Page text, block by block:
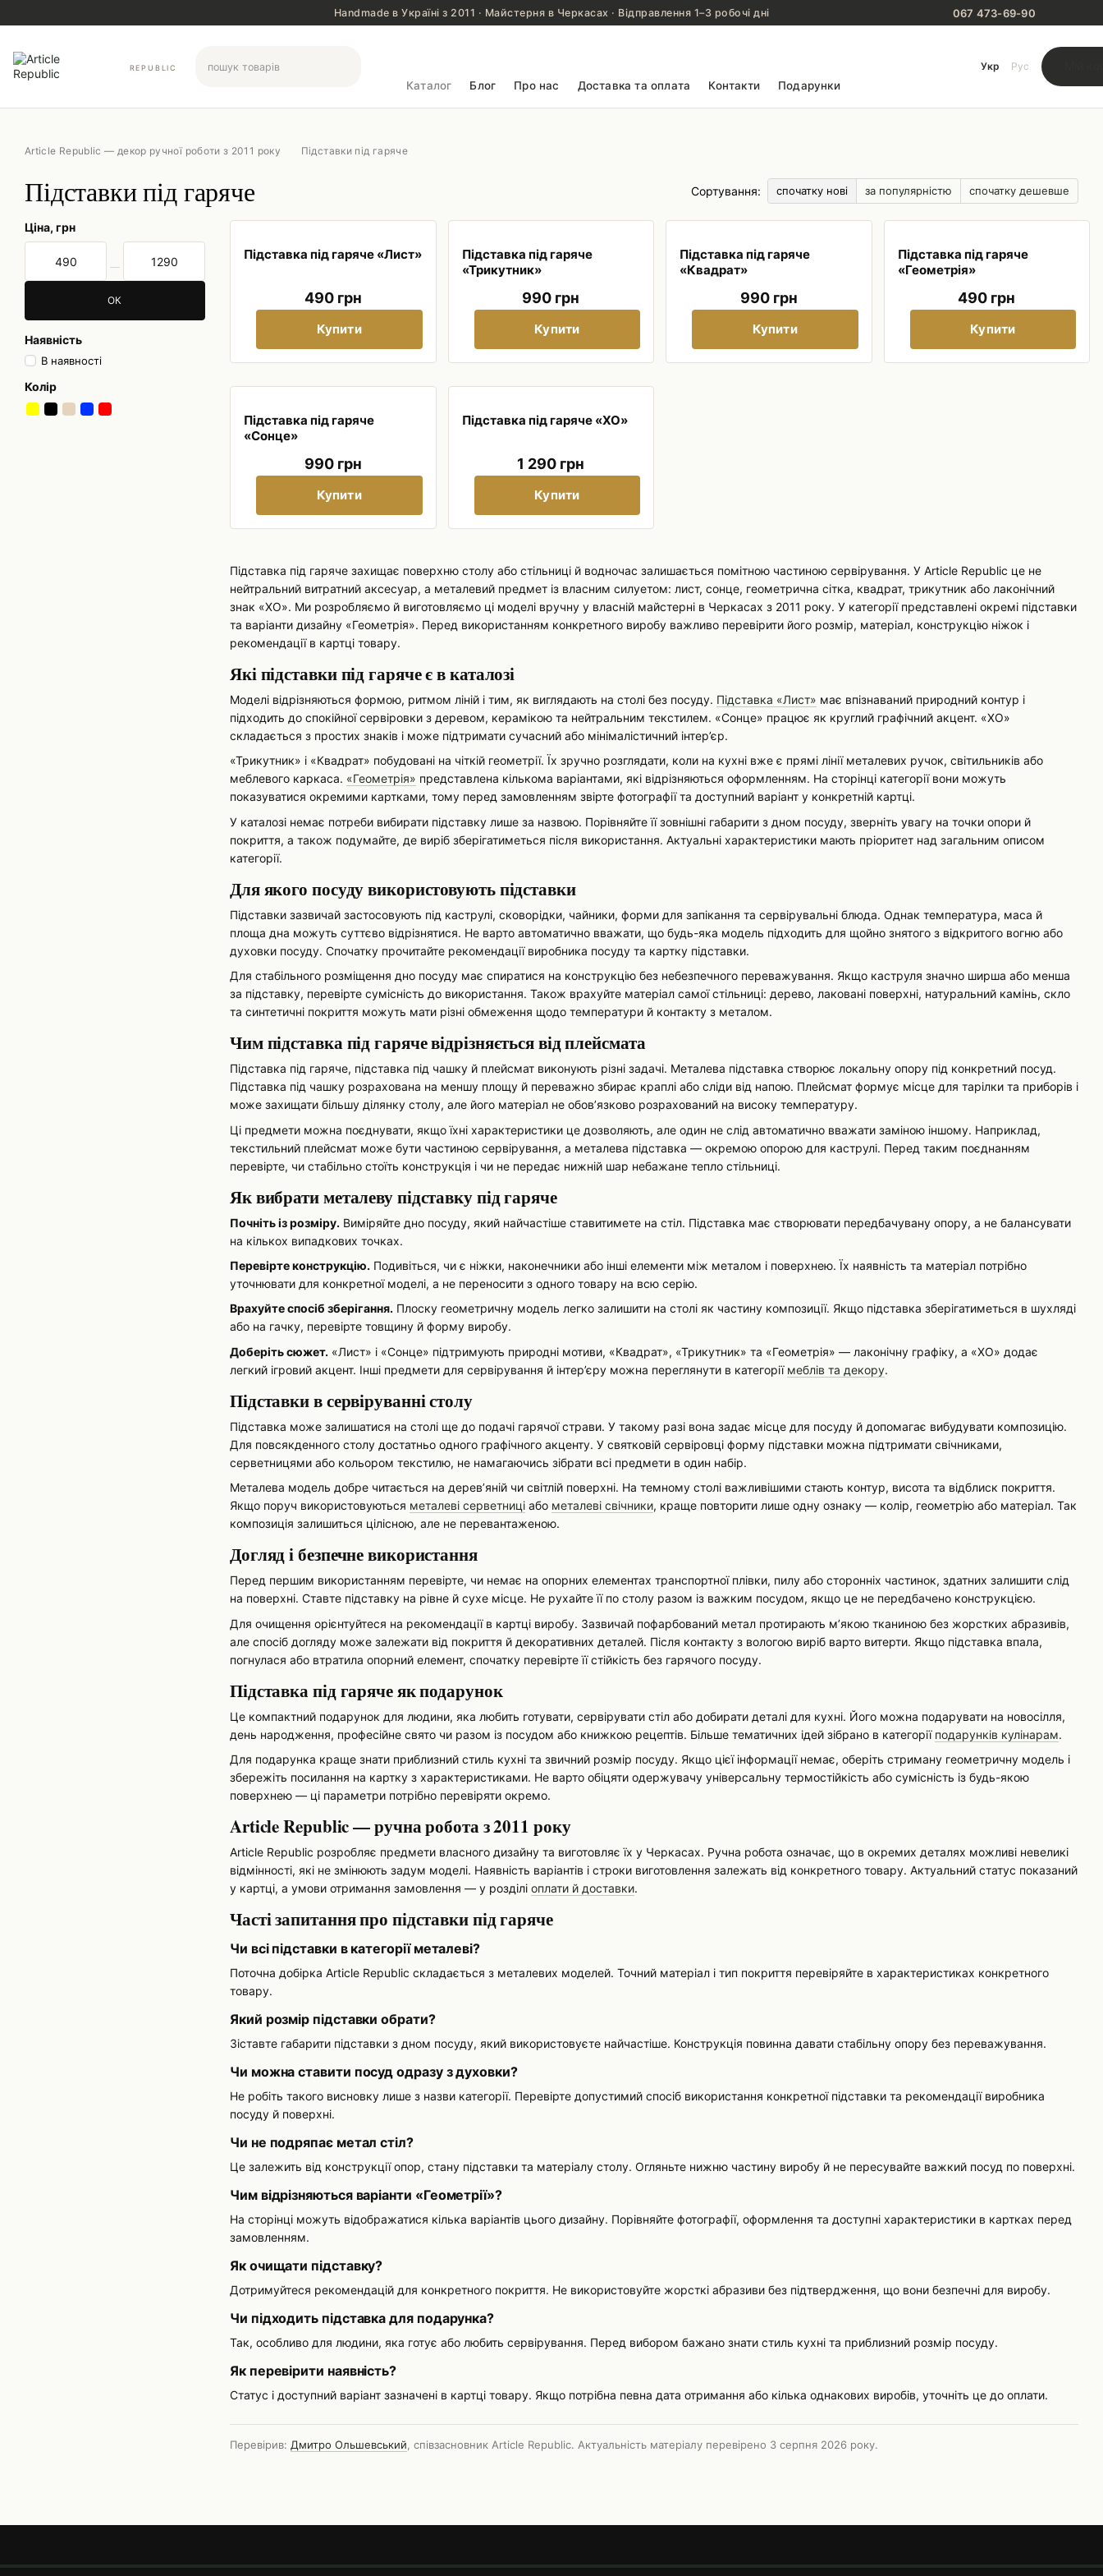
Handmade в Україні з 2011 · Майстерня в Черкасах · Відправлення 1–3 робочі дні 067 473-69-90
REPUBLIC
Каталог Блог Про нас Доставка та оплата Контакти Подарунки
Укр Рус
Article Republic — декор ручної роботи з 2011 року Підставки під гаряче
Підставки під гаряче Сортування: спочатку нові за популярністю спочатку дешевше
Підставка під гаряче захищає поверхню столу або стільниці й водночас залишається помітною частиною сервірування. У Article Republic це не
нейтральний витратний аксесуар, а металевий предмет із власним силуетом: лист, сонце, геометрична сітка, квадрат, трикутник або лаконічний
знак «ХО». Ми розробляємо й виготовляємо ці моделі вручну у власній майстерні в Черкасах з 2011 року. У категорії представлені окремі підставки
та варіанти дизайну «Геометрія». Перед використанням конкретного виробу важливо перевірити його розмір, матеріал, конструкцію ніжок і
рекомендації в картці товару.
Які підставки під гаряче є в каталозі
Моделі відрізняються формою, ритмом ліній і тим, як виглядають на столі без посуду. Підставка «Лист» має впізнаваний природний контур і
підходить до спокійної сервіровки з деревом, керамікою та нейтральним текстилем. «Сонце» працює як круглий графічний акцент. «ХО»
складається з простих знаків і може підтримати сучасний або мінімалістичний інтер’єр.
«Трикутник» і «Квадрат» побудовані на чіткій геометрії. Їх зручно розглядати, коли на кухні вже є прямі лінії металевих ручок, світильників або
меблевого каркаса. «Геометрія» представлена кількома варіантами, які відрізняються оформленням. На сторінці категорії вони можуть
показуватися окремими картками, тому перед замовленням звірте фотографії та доступний варіант у конкретній картці.
У каталозі немає потреби вибирати підставку лише за назвою. Порівняйте її зовнішні габарити з дном посуду, зверніть увагу на точки опори й
покриття, а також подумайте, де виріб зберігатиметься після використання. Актуальні характеристики мають пріоритет над загальним описом
категорії.
Для якого посуду використовують підставки
Підставки зазвичай застосовують під каструлі, сковорідки, чайники, форми для запікання та сервірувальні блюда. Однак температура, маса й
площа дна можуть суттєво відрізнятися. Не варто автоматично вважати, що будь-яка модель підходить для щойно знятого з відкритого вогню або
духовки посуду. Спочатку прочитайте рекомендації виробника посуду та картку підставки.
Для стабільного розміщення дно посуду має спиратися на конструкцію без небезпечного переважування. Якщо каструля значно ширша або менша
за підставку, перевірте сумісність до використання. Також врахуйте матеріал самої стільниці: дерево, лаковані поверхні, натуральний камінь, скло
та синтетичні покриття можуть мати різні обмеження щодо температури й контакту з металом.
Чим підставка під гаряче відрізняється від плейсмата
Підставка під гаряче, підставка під чашку й плейсмат виконують різні задачі. Металева підставка створює локальну опору під конкретний посуд.
Підставка під чашку розрахована на меншу площу й переважно збирає краплі або сліди від напою. Плейсмат формує місце для тарілки та приборів і
може захищати більшу ділянку столу, але його матеріал не обов’язково розрахований на високу температуру.
Ці предмети можна поєднувати, якщо їхні характеристики це дозволяють, але один не слід автоматично вважати заміною іншому. Наприклад,
текстильний плейсмат може бути частиною сервірування, а металева підставка — окремою опорою для каструлі. Перед таким поєднанням
перевірте, чи стабільно стоїть конструкція і чи не передає нижній шар небажане тепло стільниці.
Як вибрати металеву підставку під гаряче
Почніть із розміру. Виміряйте дно посуду, який найчастіше ставитимете на стіл. Підставка має створювати передбачувану опору, а не балансувати
на кількох випадкових точках.
Перевірте конструкцію. Подивіться, чи є ніжки, наконечники або інші елементи між металом і поверхнею. Їх наявність та матеріал потрібно
уточнювати для конкретної моделі, а не переносити з одного товару на всю серію.
Врахуйте спосіб зберігання. Плоску геометричну модель легко залишити на столі як частину композиції. Якщо підставка зберігатиметься в шухляді
або на гачку, перевірте товщину й форму виробу.
Доберіть сюжет. «Лист» і «Сонце» підтримують природні мотиви, «Квадрат», «Трикутник» та «Геометрія» — лаконічну графіку, а «ХО» додає
легкий ігровий акцент. Інші предмети для сервірування й інтер’єру можна переглянути в категорії меблів та декору.
Підставки в сервіруванні столу
Підставка може залишатися на столі ще до подачі гарячої страви. У такому разі вона задає місце для посуду й допомагає вибудувати композицію.
Для повсякденного столу достатньо одного графічного акценту. У святковій сервіровці форму підставки можна підтримати свічниками,
серветницями або кольором текстилю, не намагаючись зібрати всі предмети в один набір.
Металева модель добре читається на дерев’яній чи світлій поверхні. На темному столі важливішими стають контур, висота та відблиск покриття.
Якщо поруч використовуються металеві серветниці або металеві свічники, краще повторити лише одну ознаку — колір, геометрію або матеріал. Так
композиція залишиться цілісною, але не перевантаженою.
Догляд і безпечне використання
Перед першим використанням перевірте, чи немає на опорних елементах транспортної плівки, пилу або сторонніх частинок, здатних залишити слід
на поверхні. Ставте підставку на рівне й сухе місце. Не рухайте її по столу разом із важким посудом, якщо це не передбачено конструкцією.
Для очищення орієнтуйтеся на рекомендації в картці виробу. Зазвичай пофарбований метал протирають м’якою тканиною без жорстких абразивів,
але спосіб догляду може залежати від покриття й декоративних деталей. Після контакту з вологою виріб варто витерти. Якщо підставка впала,
погнулася або втратила опорний елемент, спочатку перевірте її стійкість без гарячого посуду.
Підставка під гаряче як подарунок
Це компактний подарунок для людини, яка любить готувати, сервірувати стіл або добирати деталі для кухні. Його можна подарувати на новосілля,
день народження, професійне свято чи разом із посудом або книжкою рецептів. Більше тематичних ідей зібрано в категорії подарунків кулінарам.
Для подарунка краще знати приблизний стиль кухні та звичний розмір посуду. Якщо цієї інформації немає, оберіть стриману геометричну модель і
збережіть посилання на картку з характеристиками. Не варто обіцяти одержувачу універсальну термостійкість або сумісність із будь-якою
поверхнею — ці параметри потрібно перевіряти окремо.
Article Republic — ручна робота з 2011 року
Article Republic розробляє предмети власного дизайну та виготовляє їх у Черкасах. Ручна робота означає, що в окремих деталях можливі невеликі
відмінності, які не змінюють задум моделі. Наявність варіантів і строки виготовлення залежать від конкретного товару. Актуальний статус показаний
у картці, а умови отримання замовлення — у розділі оплати й доставки.
Часті запитання про підставки під гаряче
Чи всі підставки в категорії металеві?
Поточна добірка Article Republic складається з металевих моделей. Точний матеріал і тип покриття перевіряйте в характеристиках конкретного
товару.
Який розмір підставки обрати?
Зіставте габарити підставки з дном посуду, який використовуєте найчастіше. Конструкція повинна давати стабільну опору без переважування.
Чи можна ставити посуд одразу з духовки?
Не робіть такого висновку лише з назви категорії. Перевірте допустимий спосіб використання конкретної підставки та рекомендації виробника
посуду й поверхні.
Чи не подряпає метал стіл?
Це залежить від конструкції опор, стану підставки та матеріалу столу. Огляньте нижню частину виробу й не пересувайте важкий посуд по поверхні.
Чим відрізняються варіанти «Геометрії»?
На сторінці можуть відображатися кілька варіантів цього дизайну. Порівняйте фотографії, оформлення та доступні характеристики в картках перед
замовленням.
Як очищати підставку?
Дотримуйтеся рекомендацій для конкретного покриття. Не використовуйте жорсткі абразиви без підтвердження, що вони безпечні для виробу.
Чи підходить підставка для подарунка?
Так, особливо для людини, яка готує або любить сервірування. Перед вибором бажано знати стиль кухні та приблизний розмір посуду.
Як перевірити наявність?
Статус і доступний варіант зазначені в картці товару. Якщо потрібна певна дата отримання або кілька однакових виробів, уточніть це до оплати.
Перевірив: Дмитро Ольшевський , співзасновник Article Republic. Актуальність матеріалу перевірено 3 серпня 2026 року.
Підставка під гаряче «Лист»
490 грн
Купити
Підставка під гаряче
«Трикутник»
990 грн
Купити
Підставка під гаряче
«Квадрат»
990 грн
Купити
Підставка під гаряче
«Геометрія»
490 грн
Купити
Підставка під гаряче
«Сонце»
990 грн
Купити
Підставка під гаряче «ХО»
1 290 грн
Купити
Ціна, грн
Від Ціна, грн
До Ціна, грн
ОК
Наявність
В наявності
Колір